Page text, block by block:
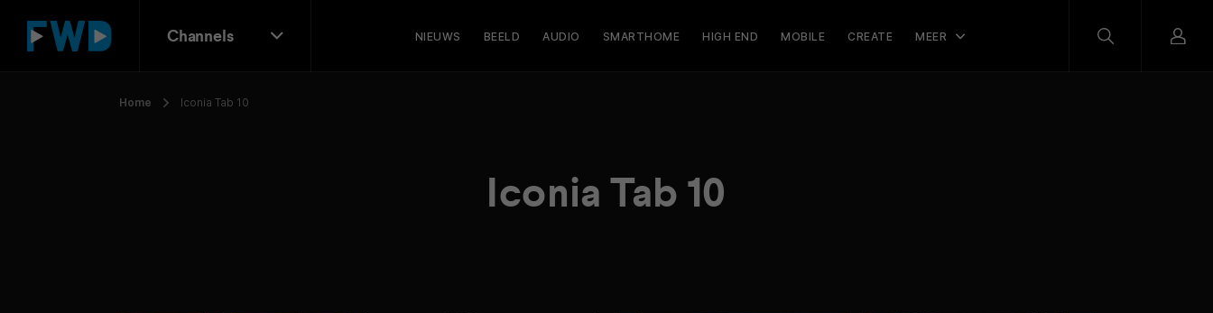
Channels NIEUWS BEELD AUDIO SMARTHOME HIGH END MOBILE CREATE MEER
Home Iconia Tab 10
Iconia Tab 10